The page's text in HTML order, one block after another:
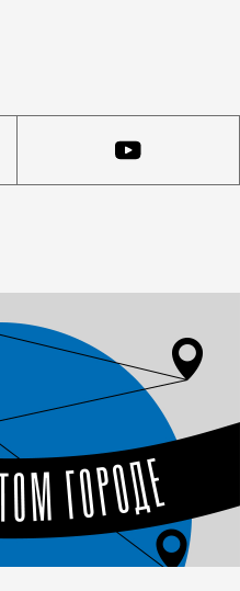
в последнее